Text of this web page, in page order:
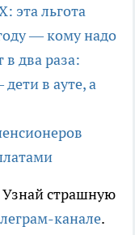
эта льгота
— кому надо
два раза:
в ауте, а
страшную
канале.